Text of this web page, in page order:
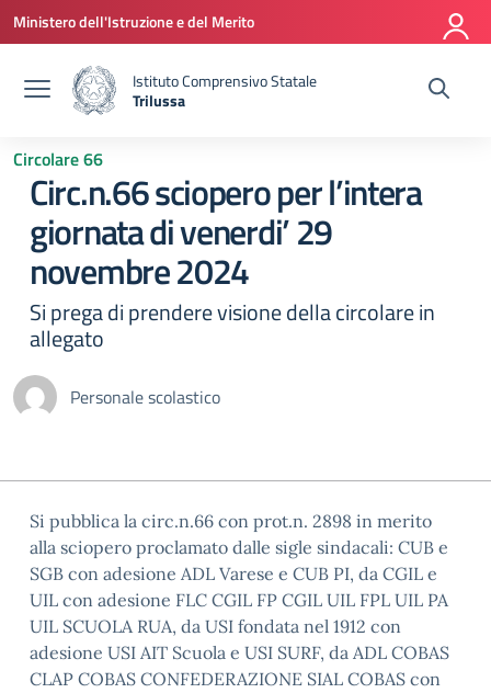
Vai ai contenuti
Vai al menu di navigazione
Vai al footer
Ministero dell'Istruzione e del Merito
Istituto Comprensivo Statale
Trilussa
Circolare 66
Circ.n.66 sciopero per l’intera
giornata di venerdi’ 29
novembre 2024
Si prega di prendere visione della circolare in
allegato
Personale scolastico
Si pubblica la circ.n.66 con prot.n. 2898 in merito
alla sciopero proclamato dalle sigle sindacali: CUB e
SGB con adesione ADL Varese e CUB PI, da CGIL e
UIL con adesione FLC CGIL FP CGIL UIL FPL UIL PA
UIL SCUOLA RUA, da USI fondata nel 1912 con
adesione USI AIT Scuola e USI SURF, da ADL COBAS
CLAP COBAS CONFEDERAZIONE SIAL COBAS con